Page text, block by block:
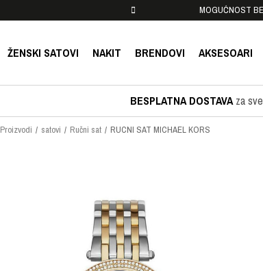
MOGUĆNOST
ŽENSKI SATOVI NAKIT BRENDOVI AKSESOARI
BESPLATNA DOSTAVAza sve
Proizvodi satovi Ručni sat RUCNI SAT MICHAEL KORS